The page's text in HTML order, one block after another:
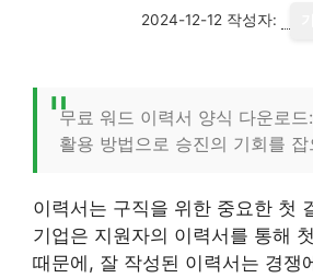
2024-12-12 작성자:
무료 워드 이력서 양식 다운로
활용 방법으로 승진의 기회를 잡
이력서는 구직을 위한 중요한 첫
기업은 지원자의 이력서를 통해
때문에, 잘 작성된 이력서는 경쟁